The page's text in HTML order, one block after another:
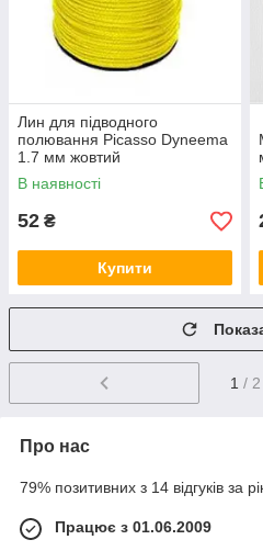
Лин для підводного
полювання Picasso Dyneema
1.7 мм жовтий
В наявності
52 ₴
Купити
1 / 2
Про нас
79% позитивних з 14 відгуків за
Працює з 01.06.2009